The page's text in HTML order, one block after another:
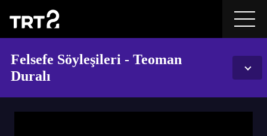
Felsefe Söyleşileri - Teoman
Duralı